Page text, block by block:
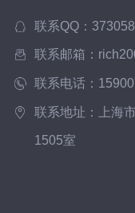
联系QQ：
联系邮箱：
联系电话：
联系地址：上海
1505室